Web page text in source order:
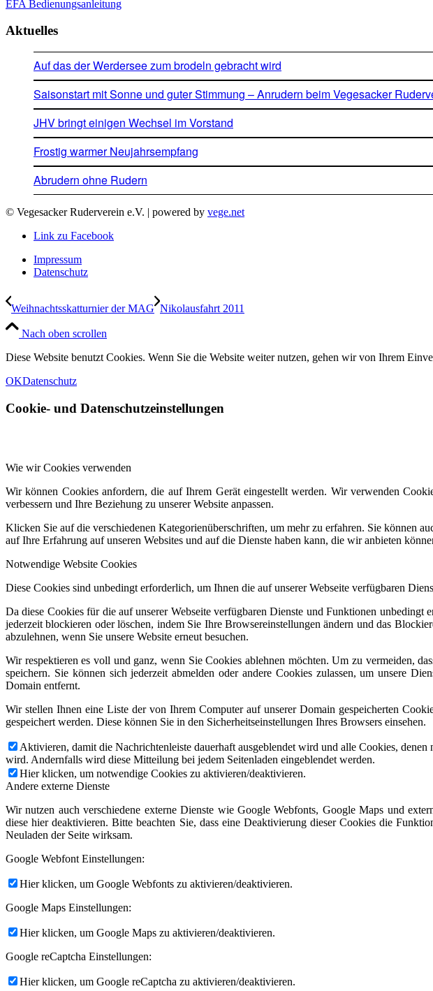
EFA Bedienungsanleitung
Aktuelles
Auf das der Werdersee zum brodeln gebracht wird
Saisonstart mit Sonne und guter Stimmung – Anrudern beim Vegesacker
JHV bringt einigen Wechsel im Vorstand
Frostig warmer Neujahrsempfang
Abrudern ohne Rudern
© Vegesacker Ruderverein e.V. | powered by vege.net
Link zu Facebook
Impressum
Datenschutz
Weihnachtsskatturnier der MAG Nikolausfahrt 2011
Nach oben scrollen
Diese Website benutzt Cookies. Wenn Sie die Website weiter nutzen, gehen wir von Ihrem
OKDatenschutz
Cookie- und Datenschutzeinstellungen
Wie wir Cookies verwenden
Wir können Cookies anfordern, die auf Ihrem Gerät eingestellt werden. Wir verwenden
verbessern und Ihre Beziehung zu unserer Website anpassen.
Klicken Sie auf die verschiedenen Kategorienüberschriften, um mehr zu erfahren. Sie können
auf Ihre Erfahrung auf unseren Websites und auf die Dienste haben kann, die wir anbieten
Notwendige Website Cookies
Diese Cookies sind unbedingt erforderlich, um Ihnen die auf unserer Webseite verfügbaren
Da diese Cookies für die auf unserer Webseite verfügbaren Dienste und Funktionen
jederzeit blockieren oder löschen, indem Sie Ihre Browsereinstellungen ändern und das
abzulehnen, wenn Sie unsere Website erneut besuchen.
Wir respektieren es voll und ganz, wenn Sie Cookies ablehnen möchten. Um zu vermeiden,
speichern. Sie können sich jederzeit abmelden oder andere Cookies zulassen, um unsere
Domain entfernt.
Wir stellen Ihnen eine Liste der von Ihrem Computer auf unserer Domain gespeicherten
gespeichert werden. Diese können Sie in den Sicherheitseinstellungen Ihres Browsers einsehen.
Aktivieren, damit die Nachrichtenleiste dauerhaft ausgeblendet wird und alle Cookies,
wird. Andernfalls wird diese Mitteilung bei jedem Seitenladen eingeblendet werden.
Hier klicken, um notwendige Cookies zu aktivieren/deaktivieren.
Andere externe Dienste
Wir nutzen auch verschiedene externe Dienste wie Google Webfonts, Google Maps und
diese hier deaktivieren. Bitte beachten Sie, dass eine Deaktivierung dieser Cookies die
Neuladen der Seite wirksam.
Google Webfont Einstellungen:
Hier klicken, um Google Webfonts zu aktivieren/deaktivieren.
Google Maps Einstellungen:
Hier klicken, um Google Maps zu aktivieren/deaktivieren.
Google reCaptcha Einstellungen:
Hier klicken, um Google reCaptcha zu aktivieren/deaktivieren.